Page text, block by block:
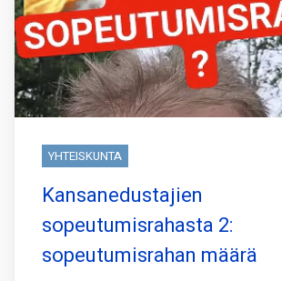
YHTEISKUNTA
Kansanedustajien
sopeutumisrahasta 2:
sopeutumisrahan määrä